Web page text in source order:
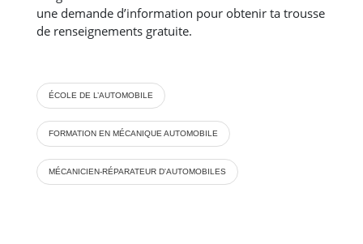
une demande d’information pour obtenir ta trousse
de renseignements gratuite.
ÉCOLE DE L’AUTOMOBILE
FORMATION EN MÉCANIQUE AUTOMOBILE
MÉCANICIEN-RÉPARATEUR D'AUTOMOBILES